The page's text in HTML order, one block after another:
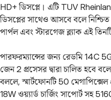
HD+ ডিসপ্লে। এটি TUV
ডিসপ্লের সাথেও আসবে বলে নিশ্চিত
পার্পল এবং স্টারগেজ ব্ল্যাক এই
পারফরম্যান্সের জন্য রেডমি 14C
জেন 2 প্রসেসর দ্বারা চালিত হবে
বললে, স্মার্টফোনটি 50
18W ওয়্যার্ড চার্জিং সাপোর্ট সহ